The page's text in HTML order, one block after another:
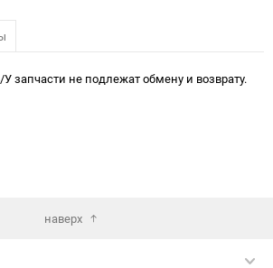
запчасти не подлежат обмену и возврату.
наверх